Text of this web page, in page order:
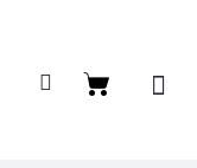
Nákupní